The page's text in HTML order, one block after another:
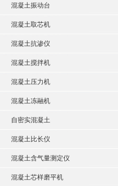
混凝土振动台
混凝土取芯机
混凝土抗渗仪
混凝土搅拌机
混凝土压力机
混凝土冻融机
自密实混凝土
混凝土比长仪
混凝土含气量测定仪
混凝土芯样磨平机